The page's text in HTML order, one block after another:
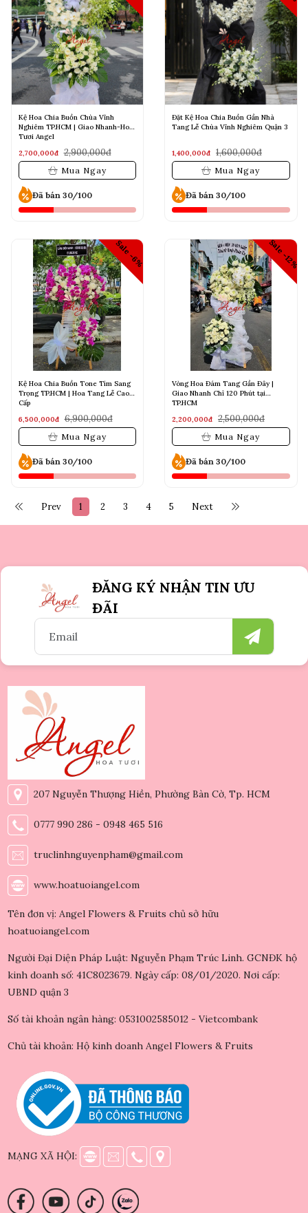
Kệ Hoa Chia Buồn Chùa Vĩnh
Nghiêm TP.HCM | Giao Nhanh-Hoa
Tươi Angel
2,700,000đ
2,900,000đ
Mua Ngay
Đã bán 30/100
Đặt Kệ Hoa Chia Buồn Gần Nhà
Tang Lễ Chùa Vĩnh Nghiêm Quận 3
1,400,000đ 1,600,000đ
Mua Ngay
Đã bán 30/100
Sale -6%
Kệ Hoa Chia Buồn Tone Tím Sang
Trọng TP.HCM | Hoa Tang Lễ Cao
Cấp
6,500,000đ
6,900,000đ
Mua Ngay
Đã bán 30/100
Sale -12%
Vòng Hoa Đám Tang Gần Đây |
Giao Nhanh Chỉ 120 Phút tại
TP.HCM
2,200,000đ
2,500,000đ
Mua Ngay
Đã bán 30/100
Prev 1 2 3 4 5 Next
ĐĂNG KÝ NHẬN TIN ƯU
ĐÃI
207 Nguyễn Thượng Hiền, Phường Bàn Cờ, Tp. HCM
0777 990 286 - 0948 465 516
truclinhnguyenpham@gmail.com
www.hoatuoiangel.com
Tên đơn vị: Angel Flowers & Fruits chủ sở hữu
hoatuoiangel.com
Người Đại Diện Pháp Luật: Nguyễn Phạm Trúc Linh. GCNĐK hộ
kinh doanh số: 41C8023679. Ngày cấp: 08/01/2020. Nơi cấp:
UBND quận 3
Số tài khoản ngân hàng: 0531002585012 - Vietcombank
Chủ tài khoản: Hộ kinh doanh Angel Flowers & Fruits
MẠNG XÃ HỘI: